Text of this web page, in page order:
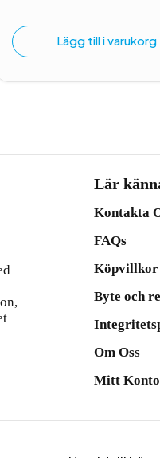
priset
var:
31 kr.
priset
är:
25 kr.
Lägg till i varukorg
Lär
Kontakta
FAQs
Köpvillkor
Byte och
Om Oss
Mitt Konto